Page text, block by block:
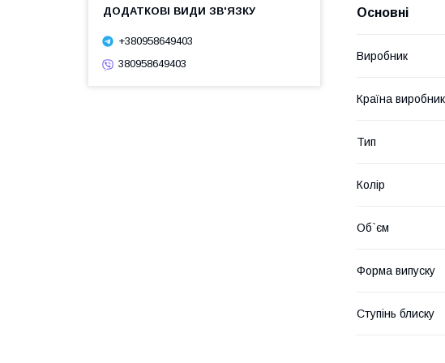
Основні
Виробник
Країна виробник
Тип
Колір
Об`єм
Форма випуску
Ступінь блиску
+380958649403
380958649403